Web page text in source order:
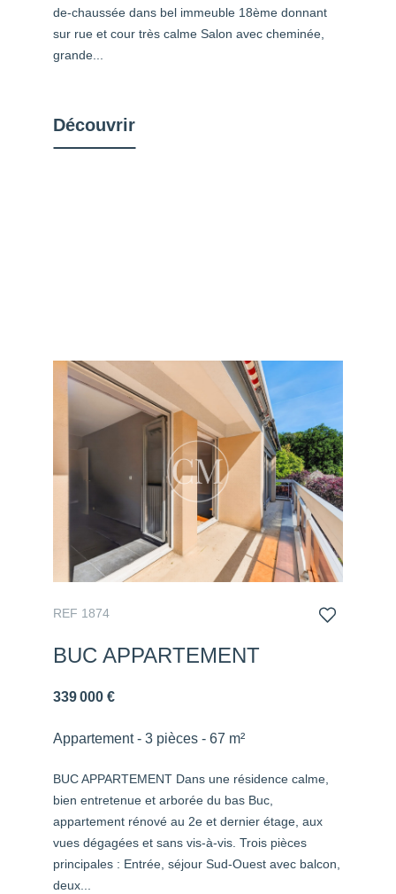
de-chaussée dans bel immeuble 18ème donnant
sur rue et cour très calme Salon avec cheminée,
grande...
Découvrir
REF 1874
BUC APPARTEMENT
339 000 €
Appartement - 3 pièces - 67 m²
BUC APPARTEMENT Dans une résidence calme,
bien entretenue et arborée du bas Buc,
appartement rénové au 2e et dernier étage, aux
vues dégagées et sans vis-à-vis. Trois pièces
principales : Entrée, séjour Sud-Ouest avec balcon,
deux...